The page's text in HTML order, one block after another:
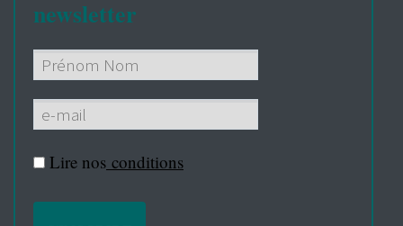
newsletter
Lire nos conditions